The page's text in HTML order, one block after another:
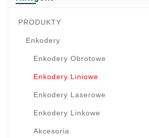
PRODUKTY
Enkodery
Enkodery Obrotowe
Enkodery Liniowe
Enkodery Laserowe
Enkodery Linkowe
Akcesoria